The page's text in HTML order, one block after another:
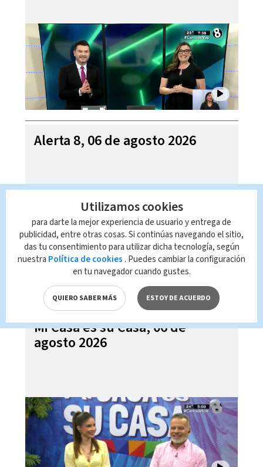
Alerta 8, 06 de agosto 2026
Mi Casa es su Casa, 06 de
agosto 2026
Utilizamos cookies
para darte la mejor experiencia de usuario y entrega de
publicidad, entre otras cosas. Si continúas navegando el sitio,
das tu consentimiento para utilizar dicha tecnología, según
nuestra Política de cookies . Puedes cambiar la configuración
en tu navegador cuando gustes.
QUIERO SABER MÁS ESTOY DE ACUERDO